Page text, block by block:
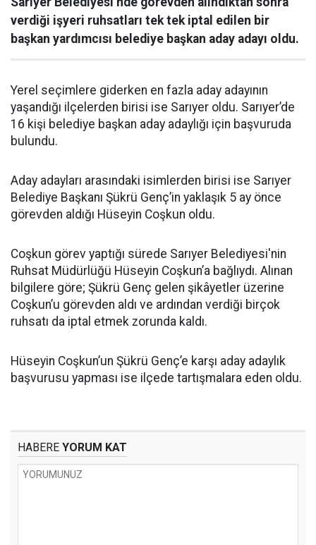
verdiği işyeri ruhsatları tek tek iptal edilen bir
başkan yardımcısı belediye başkan aday adayı oldu.
Yerel seçimlere giderken en fazla aday adayının
yaşandığı ilçelerden birisi ise Sarıyer oldu. Sarıyer’de
16 kişi belediye başkan aday adaylığı için başvuruda
bulundu.
Aday adayları arasındaki isimlerden birisi ise Sarıyer
Belediye Başkanı Şükrü Genç’in yaklaşık 5 ay önce
görevden aldığı Hüseyin Coşkun oldu.
Coşkun görev yaptığı sürede Sarıyer Belediyesi'nin
Ruhsat Müdürlüğü Hüseyin Coşkun’a bağlıydı. Alınan
bilgilere göre; Şükrü Genç gelen şikâyetler üzerine
Coşkun’u görevden aldı ve ardından verdiği birçok
ruhsatı da iptal etmek zorunda kaldı.
Hüseyin Coşkun’un Şükrü Genç’e karşı aday adaylık
başvurusu yapması ise ilçede tartışmalara eden oldu.
HABERE YORUM KAT